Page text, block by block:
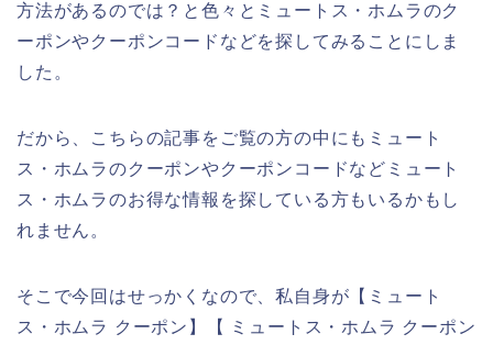
方法があるのでは？と色々とミュートス・ホムラのク
ーポンやクーポンコードなどを探してみることにしま
した。
だから、こちらの記事をご覧の方の中にもミュート
ス・ホムラのクーポンやクーポンコードなどミュート
ス・ホムラのお得な情報を探している方もいるかもし
れません。
そこで今回はせっかくなので、私自身が【ミュート
ス・ホムラ クーポン】【 ミュートス・ホムラ クーポン